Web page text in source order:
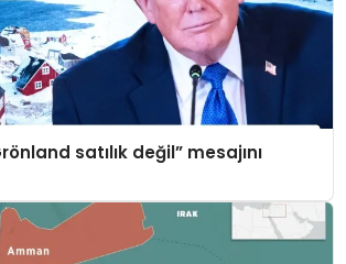
satılık değil” mesajını